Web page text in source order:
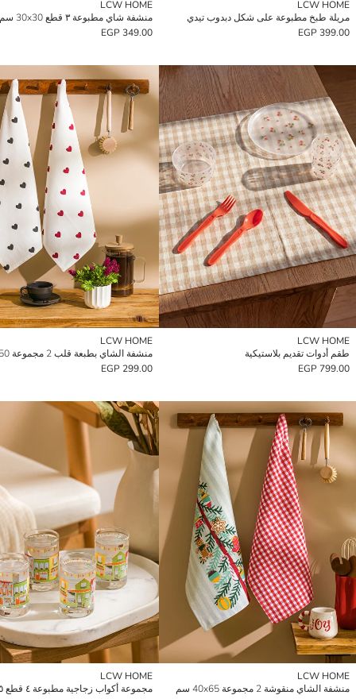
LCW HOME
مريلة طبخ مطبوعة على شكل دبدوب تيدي
399.00 EGP
LCW HOME
منشفة شاي مطبوعة ٣ قطع 30x30 سم
349.00 EGP
LCW HOME
طقم أدوات تقديم بلاستيكية
799.00 EGP
LCW HOME
299.00 EGP
LCW HOME
منشفة الشاي منقوشة 2 مجموعة 40x65 سم
LCW HOME
مجموعة أكواب زجاجية مطبوعة ٤ قطع ١٢٥ مل